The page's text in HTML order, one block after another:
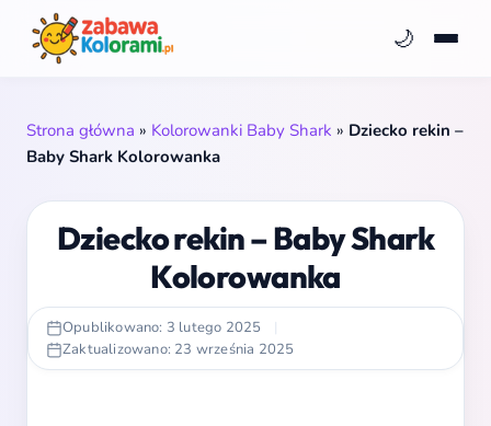
🌙
Strona główna » Kolorowanki Baby Shark » Dziecko rekin –
Baby Shark Kolorowanka
Dziecko rekin – Baby Shark
Kolorowanka
Opublikowano: 3 lutego 2025
|
Zaktualizowano: 23 września 2025